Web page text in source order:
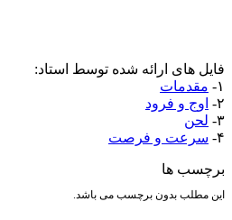
فایل های ارائه شده توسط استاد:
۱-
مقدمات
۲-
اوج و فرود
۳- لحن
۴- سرعت و فرصت
برچسب ها
این مطلب بدون برچسب می باشد.